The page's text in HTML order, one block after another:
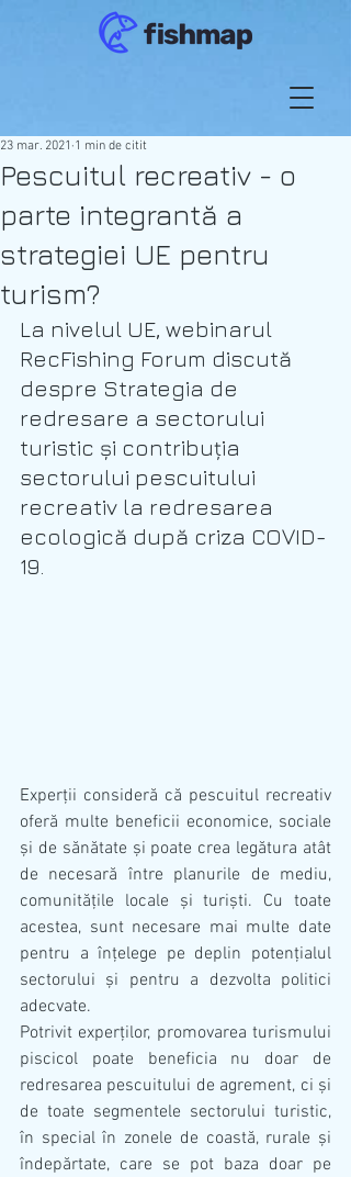
Pescuitul recreativ - o
parte integrantă a
strategiei UE pentru
turism?
23 mar. 2021 1 min de citit
La nivelul UE, webinarul
RecFishing Forum discută
despre Strategia de
redresare a sectorului
turistic și contribuția
sectorului pescuitului
recreativ la redresarea
ecologică după criza COVID-
19.
Experții consideră că pescuitul recreativ
oferă multe beneficii economice, sociale
și de sănătate și poate crea legătura atât
de necesară între planurile de mediu,
comunitățile locale și turiști. Cu toate
acestea, sunt necesare mai multe date
pentru a înțelege pe deplin potențialul
sectorului și pentru a dezvolta politici
adecvate.
Potrivit experților, promovarea turismului
piscicol poate beneficia nu doar de
redresarea pescuitului de agrement, ci și
de toate segmentele sectorului turistic,
în special în zonele de coastă, rurale și
îndepărtate, care se pot baza doar pe